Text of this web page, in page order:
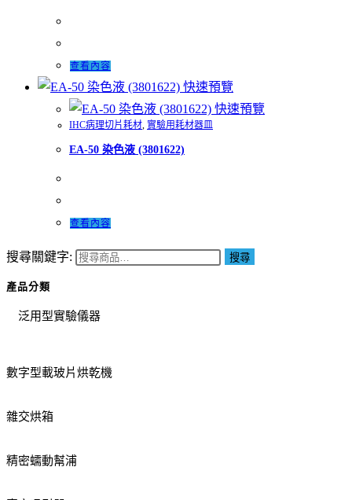
查看內容
快速預覽
快速預覽
IHC病理切片耗材 實驗用耗材器皿
EA-50 染色液 (3801622)
查看內容
搜尋關鍵字: 搜尋
產品分類
泛用型實驗儀器
數字型載玻片烘乾機
雜交烘箱
精密蠕動幫浦